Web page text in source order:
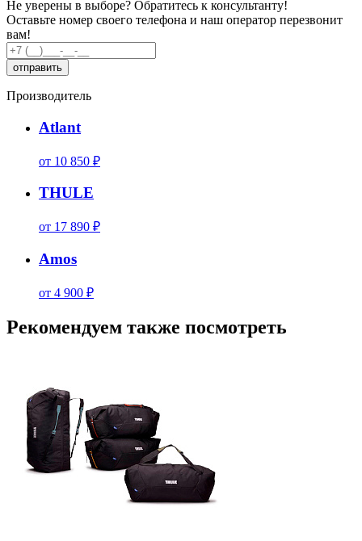
Не уверены в выборе? Обратитесь к консультанту!
Оставьте номер своего телефона и наш оператор перезвонит
вам!
Производитель
Atlant
от 10 850 ₽
THULE
от 17 890 ₽
Amos
от 4 900 ₽
Рекомендуем также посмотреть